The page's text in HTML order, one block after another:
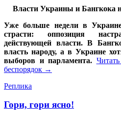
Власти Украины и Бангкока
Уже больше недели в
страсти: оппозиция
действующей власти. В
власть народу, а в Украине
выборов и парламента.
беспорядок →
Реплика
Гори, гори ясно!